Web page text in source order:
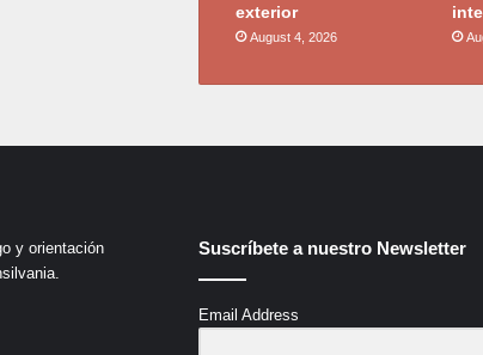
exterior
August 4, 2026
y orientación
Suscríbete a nuestro Newsletter
Email Address